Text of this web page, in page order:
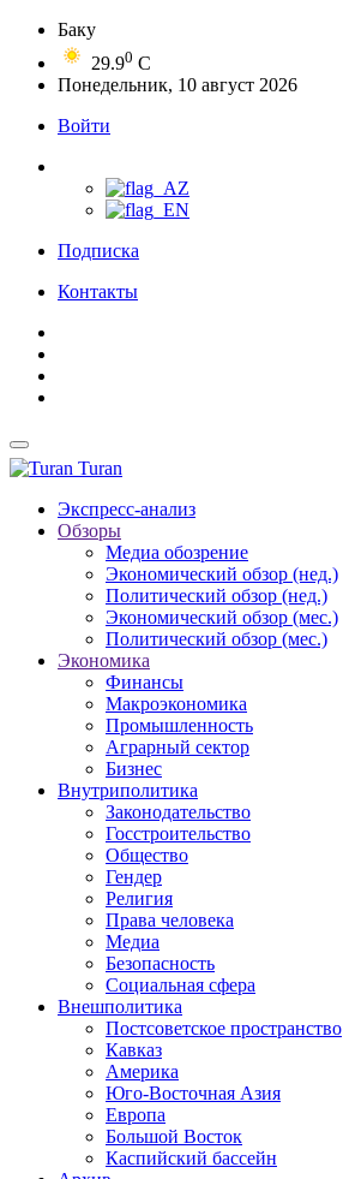
Баку
29.90 C
Понедельник, 10 август 2026
Войти
Подписка
Контакты
Turan
Экспресс-анализ
Обзоры
Медиа обозрение
Экономический обзор (нед.)
Политический обзор (нед.)
Экономический обзор (мес.)
Политический обзор (мес.)
Экономика
Финансы
Макроэкономика
Промышленность
Аграрный сектор
Бизнес
Внутриполитика
Законодательство
Госстроительство
Общество
Гендер
Религия
Права человека
Медиа
Безопасность
Социальная сфера
Внешполитика
Постсоветское пространство
Кавказ
Америка
Юго-Восточная Азия
Европа
Большой Восток
Каспийский бассейн